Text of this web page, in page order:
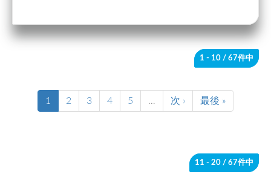
1 - 10 / 67件中
1 2 3 4 5 … 次 › 最後 »
11 - 20 / 67件中